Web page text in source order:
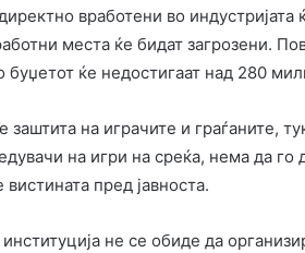
вработени во индустријата
места ќе бидат загрозени.
буџетот ќе недостигаат над 280
заштита на играчите и граѓаните,
на игри на среќа, нема да
пред јавноста.
не се обиде да